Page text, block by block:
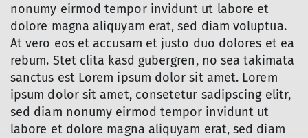
nonumy eirmod tempor invidunt ut labore et
dolore magna aliquyam erat, sed diam voluptua.
At vero eos et accusam et justo duo dolores et ea
rebum. Stet clita kasd gubergren, no sea takimata
sanctus est Lorem ipsum dolor sit amet. Lorem
ipsum dolor sit amet, consetetur sadipscing elitr,
sed diam nonumy eirmod tempor invidunt ut
labore et dolore magna aliquyam erat, sed diam